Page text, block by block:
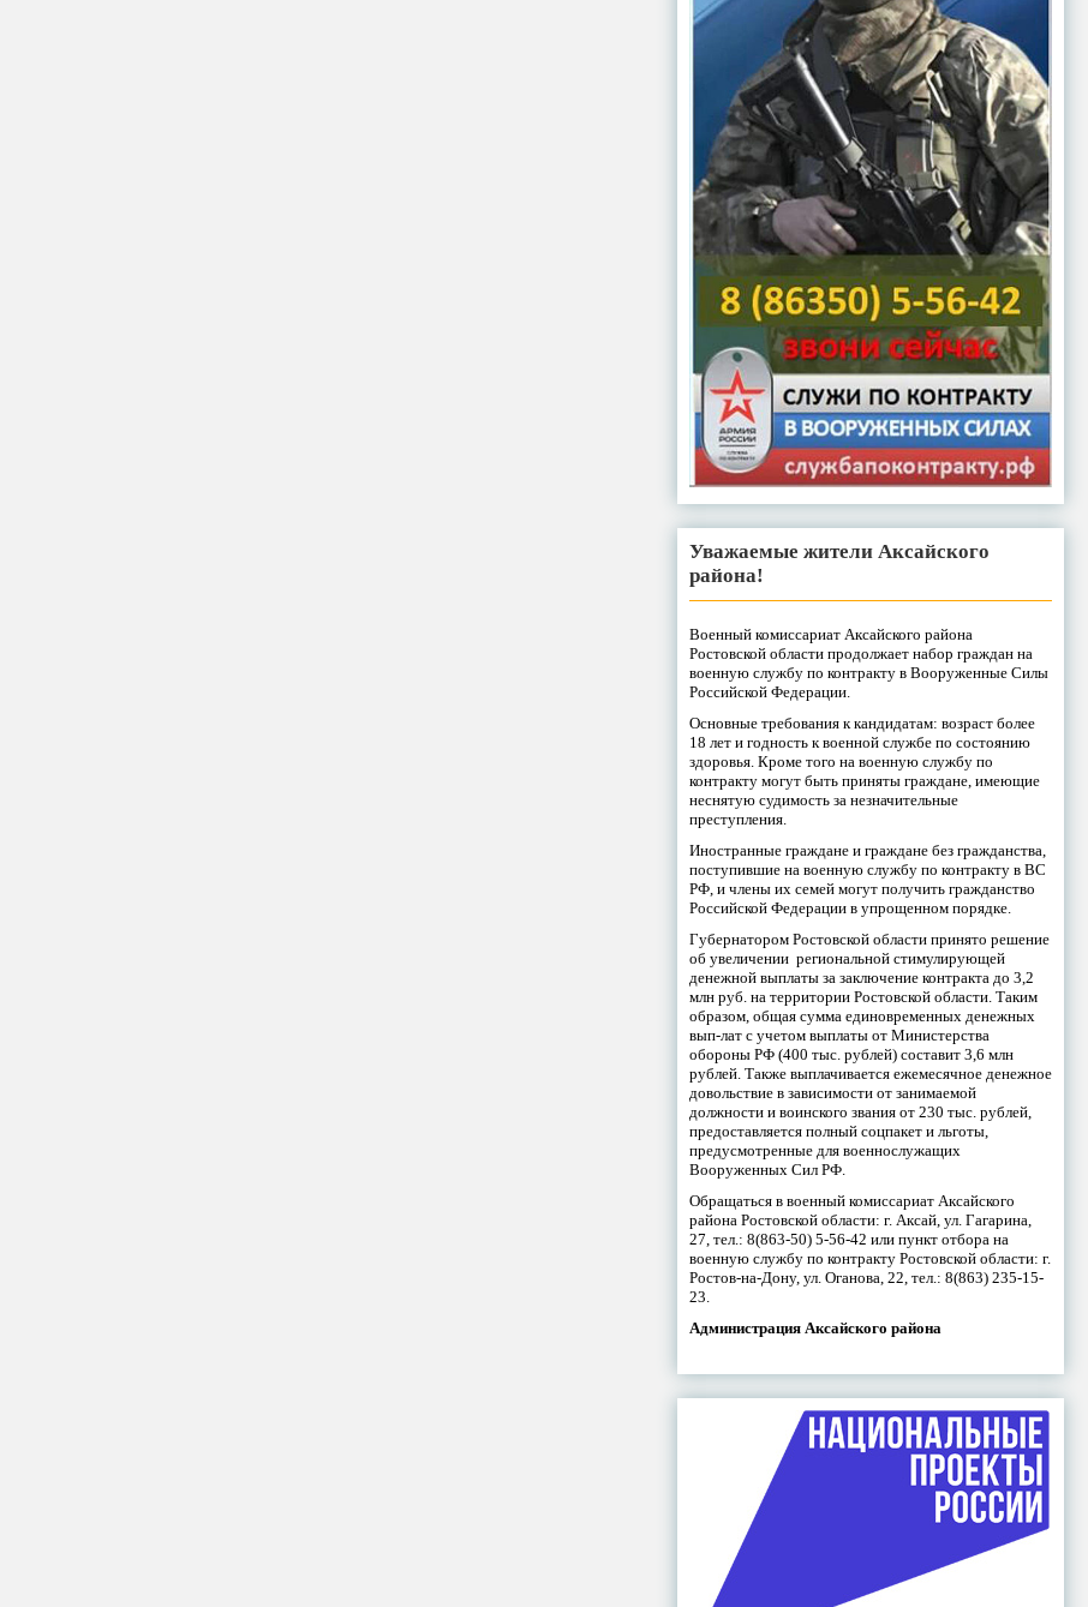
Уважаемые жители Аксайского
района!
Военный комиссариат Аксайского района
Ростовской области продолжает набор граждан на
военную службу по контракту в Вооруженные Силы
Российской Федерации.
Основные требования к кандидатам: возраст более
18 лет и годность к военной службе по состоянию
здоровья. Кроме того на военную службу по
контракту могут быть приняты граждане, имеющие
неснятую судимость за незначительные
преступления.
Иностранные граждане и граждане без гражданства,
поступившие на военную службу по контракту в ВС
РФ, и члены их семей могут получить гражданство
Российской Федерации в упрощенном порядке.
Губернатором Ростовской области принято решение
об увеличении региональной стимулирующей
денежной выплаты за заключение контракта до 3,2
млн руб. на территории Ростовской области. Таким
образом, общая сумма единовременных денежных
вып-лат с учетом выплаты от Министерства
обороны РФ (400 тыс. рублей) составит 3,6 млн
рублей. Также выплачивается ежемесячное денежное
довольствие в зависимости от занимаемой
должности и воинского звания от 230 тыс. рублей,
предоставляется полный соцпакет и льготы,
предусмотренные для военнослужащих
Вооруженных Сил РФ.
Обращаться в военный комиссариат Аксайского
района Ростовской области: г. Аксай, ул. Гагарина,
27, тел.: 8(863-50) 5-56-42 или пункт отбора на
военную службу по контракту Ростовской области: г.
Ростов-на-Дону, ул. Оганова, 22, тел.: 8(863) 235-15-
23.
Администрация Аксайского района